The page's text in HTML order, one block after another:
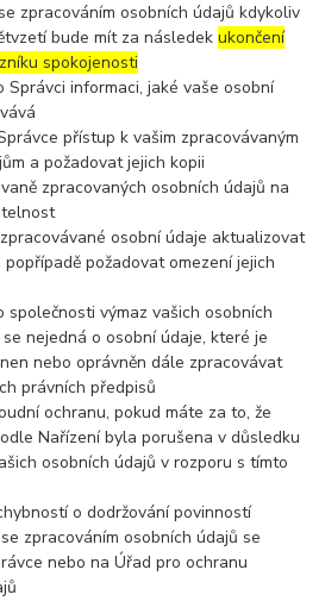
zpracováním osobních údajů kdykoliv
bude mít za následekukončení
spokojenosti
Správci informaci, jaké vaše osobní
přístup k vašim zpracovávaným
a požadovat jejich kopii
zpracovaných osobních údajů na
osobní údaje aktualizovat
požadovat omezení jejich
společnosti výmaz vašich osobních
nejedná o osobní údaje, které je
nebo oprávněn dále zpracovávat
právních předpisů
ochranu, pokud máte za to, že
Nařízení byla porušena v důsledku
osobních údajů v rozporu s tímto
o dodržování povinností
zpracováním osobních údajů se
nebo na Úřad pro ochranu